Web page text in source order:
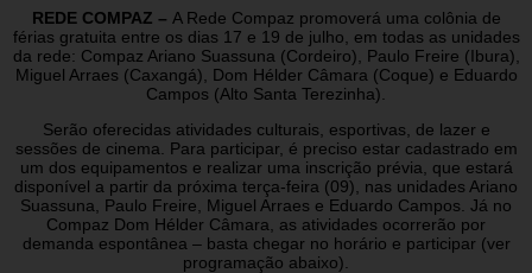
REDE COMPAZ – A Rede Compaz promoverá uma colônia de
férias gratuita entre os dias 17 e 19 de julho, em todas as unidades
da rede: Compaz Ariano Suassuna (Cordeiro), Paulo Freire (Ibura),
Miguel Arraes (Caxangá), Dom Hélder Câmara (Coque) e Eduardo
Campos (Alto Santa Terezinha).
Serão oferecidas atividades culturais, esportivas, de lazer e
sessões de cinema. Para participar, é preciso estar cadastrado em
um dos equipamentos e realizar uma inscrição prévia, que estará
disponível a partir da próxima terça-feira (09), nas unidades Ariano
Suassuna, Paulo Freire, Miguel Arraes e Eduardo Campos. Já no
Compaz Dom Hélder Câmara, as atividades ocorrerão por
demanda espontânea – basta chegar no horário e participar (ver
programação abaixo).